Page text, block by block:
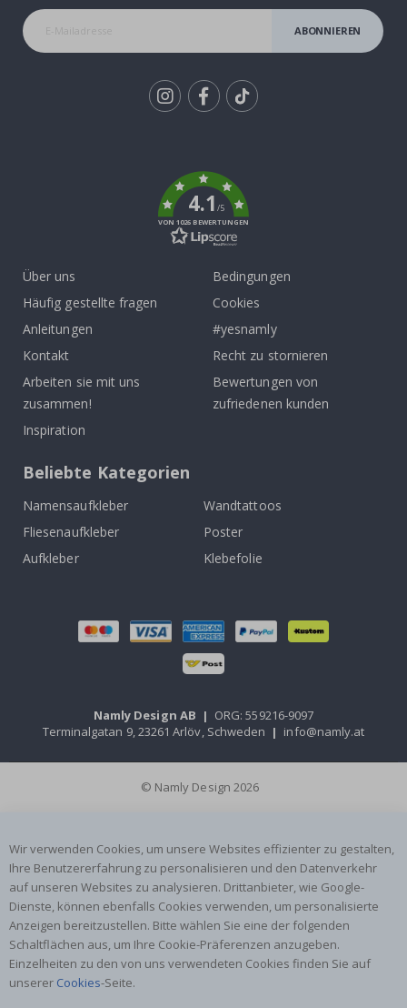
ABONNIEREN
4.1/5
VON 1026 BEWERTUNGEN
Über uns
Häufig gestellte fragen
Anleitungen
Kontakt
Arbeiten sie mit uns
zusammen!
Inspiration
Bedingungen
Cookies
#yesnamly
Recht zu stornieren
Bewertungen von
zufriedenen kunden
Beliebte Kategorien
Namensaufkleber
Wandtattoos
Fliesenaufkleber
Poster
Aufkleber
Klebefolie
Namly Design AB | ORG: 559216-9097
Terminalgatan 9, 23261 Arlöv, Schweden | info@namly.at
© Namly Design 2026
Wir verwenden Cookies, um unsere Websites effizienter zu gestalten,
Ihre Benutzererfahrung zu personalisieren und den Datenverkehr
auf unseren Websites zu analysieren. Drittanbieter, wie Google-
Dienste, können ebenfalls Cookies verwenden, um personalisierte
Anzeigen bereitzustellen. Bitte wählen Sie eine der folgenden
Schaltflächen aus, um Ihre Cookie-Präferenzen anzugeben.
Einzelheiten zu den von uns verwendeten Cookies finden Sie auf
unserer Cookies-Seite.